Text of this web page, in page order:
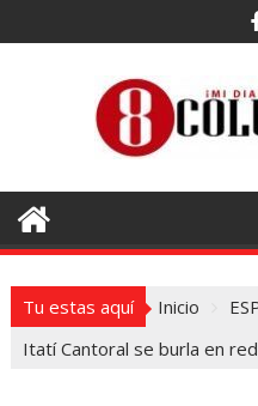
al
Tu estas aquí Inicio
Itatí Cantoral se burla en